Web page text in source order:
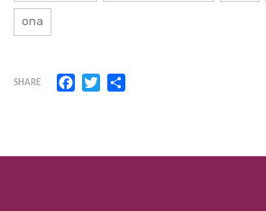
ona
SHARE Facebook
Twitter